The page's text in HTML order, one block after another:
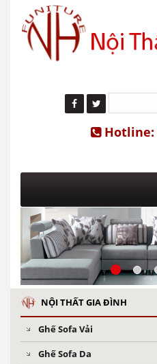
Hotline:
NỘI THẤT GIA ĐÌNH
Ghế Sofa Vải
Ghế Sofa Da